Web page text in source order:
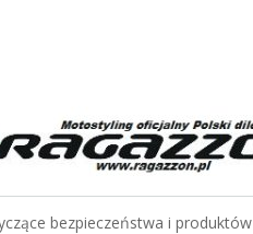
bezpieczeństwa i produktów